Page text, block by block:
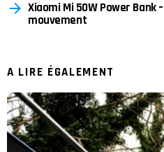
Xiaomi Mi 50W Power Bank
mouvement
A LIRE ÉGALEMENT